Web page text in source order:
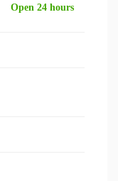
Open 24 hours